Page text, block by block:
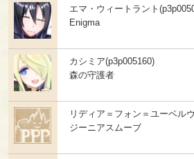
エマ・ウィートラント
Enigma
カシミア(p3p005160)
森の守護者
リディア＝フォン＝ユーベル
ジーニアスムーブ